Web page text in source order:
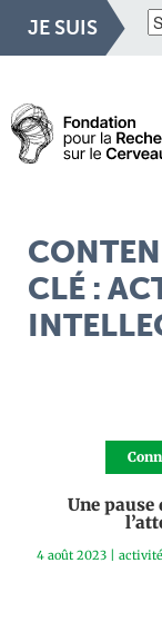
JE SUIS
CLÉ :
Une pause
4 août 2023